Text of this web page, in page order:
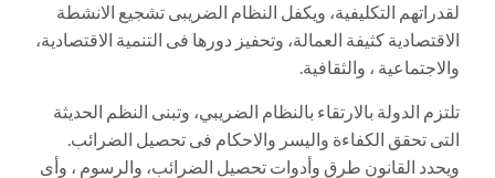
لقدراتهم التكليفية، ويكفل النظام الضريبى تشجيع الانشطة
الاقتصادية كثيفة العمالة، وتحفيز دورها فى التنمية الاقتصادية،
والاجتماعية ، والثقافية.
تلتزم الدولة بالارتقاء بالنظام الضريبي، وتبنى النظم الحديثة
التى تحقق الكفاءة واليسر والاحكام فى تحصيل الضرائب.
ويحدد القانون طرق وأدوات تحصيل الضرائب، والرسوم ، وأى